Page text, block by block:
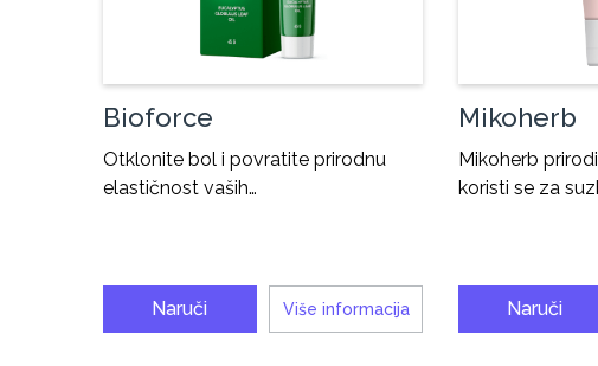
Bioforce
Otklonite bol i povratite prirodnu
elastičnost vaših…
Naruči Više informacija
Mikoherb
Mikoherb
koristi se za
Naruči